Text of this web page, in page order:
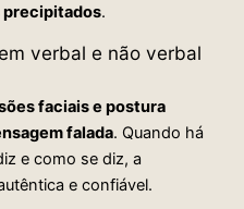
precipitados.
verbal e não verbal
faciais e postura
falada. Quando há
e como se diz, a
e confiável.